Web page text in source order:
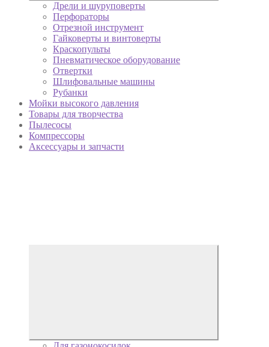
Дрели и шуруповерты
Перфораторы
Отрезной инструмент
Гайковерты и винтоверты
Краскопульты
Пневматическое оборудование
Отвертки
Шлифовальные машины
Рубанки
Мойки высокого давления
Товары для творчества
Пылесосы
Компрессоры
Аксессуары и запчасти